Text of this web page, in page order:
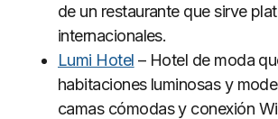
de un restaurante que sirve
internacionales.
Lumi Hotel – Hotel de moda
habitaciones luminosas y
camas cómodas y conexión